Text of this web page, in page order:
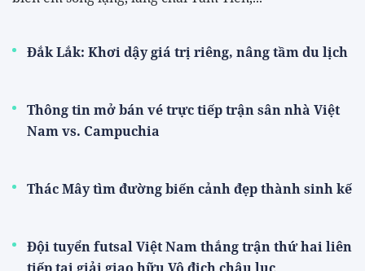
Đắk Lắk: Khơi dậy giá trị riêng, nâng tầm du lịch
Thông tin mở bán vé trực tiếp trận sân nhà Việt
Nam vs. Campuchia
Thác Mây tìm đường biến cảnh đẹp thành sinh kế
Đội tuyển futsal Việt Nam thắng trận thứ hai liên